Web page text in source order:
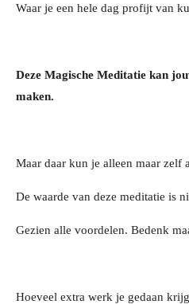
Waar je een hele dag profijt van
Deze Magische Meditatie kan
maken.
Maar daar kun je alleen maar zelf
De waarde van deze meditatie is
Gezien alle voordelen. Bedenk
Hoeveel extra werk je gedaan